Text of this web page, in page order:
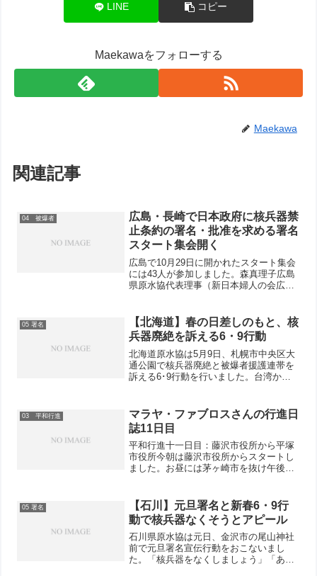
LINE コピー
Maekawaをフォローする
Maekawa
関連記事
04 被爆者
広島・長崎で日本政府に核兵器禁
止条約の署名・批准を求める署名
スタート集会開く
広島で10月29日に開かれたスタート集会
には43人が参加しました。森真理子広島
県原水協代表理事（新日本婦人の会広島
事は、セントビンセント・グレナディー
ンのラルフ・ゴンザ...
05 署名
【北海道】春の日差しのもと、核
兵器廃絶を訴える6・9行動
北海道原水協は5月9日、札幌市中央区大
通公園で核兵器廃絶と被爆者援護連帯を
訴える6･9行動を行いました。台湾から
名にサイン。さらに、仲間の財布から募
金しました。年配の女...
03 平和行進
マラヤ・ファブロスさんの行進日
誌11日目
平和行進十一日目：藤沢市役所から平塚
市役所今朝は藤沢市役所からスタートし
ました。お昼には茅ヶ崎市を抜け午後に
番可愛そうな戦争の犠牲者だという話を
してくれました。彼は2歳...
05 署名
【石川】元旦署名と新春6・9行
動で核兵器なくそうとアピール
石川県原水協は元日、金沢市の尾山神社
前で元旦署名宣伝行動をおこないまし
た。「核兵器をなくしましょう」「あな